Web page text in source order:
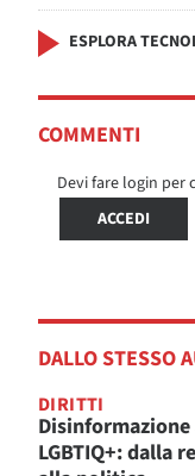
ESPLORA
COMMENTI
Devi fare login per
ACCEDI
DALLO STESSO
DIRITTI
LGBTIQ+: dalla